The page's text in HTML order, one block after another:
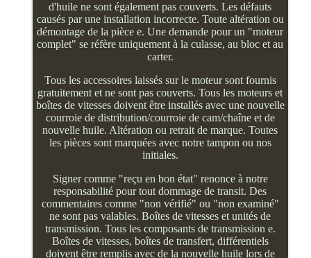
d'huile ne sont également pas couverts. Les défauts
causés par une installation incorrecte. Toute altération ou
démontage de la pièce e. Une demande pour un "moteur
complet" se réfère uniquement à la culasse, au bloc et au
carter.
Tous les accessoires laissés sur le moteur sont fournis
gratuitement et ne sont pas couverts. Tous les moteurs et
boîtes de vitesses doivent être installés avec une nouvelle
courroie de distribution/courroie de cam/chaîne et de
nouvelle huile. Altération ou retrait de marque. Toutes
les pièces sont marquées avec notre tampon ou nos
initiales.
Signer comme "reçu en bon état" renonce à notre
responsabilité pour tout dommage de transit. Des
commentaires comme "non vérifié" ou "non examiné"
ne sont pas valables. Boîtes de vitesses et unités de
transmission. Tous les composants de transmission e.
Boîtes de vitesses, boîtes de transfert, différentiels
doivent être remplis avec de la nouvelle huile lors de